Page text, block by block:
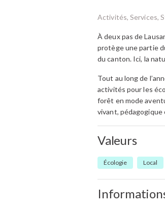
Activités, Services,
À deux pas de
protège une partie
du canton. Ici, la
Tout au long de
activités pour les
forêt en mode
vivant,
Valeurs
Écologie Local